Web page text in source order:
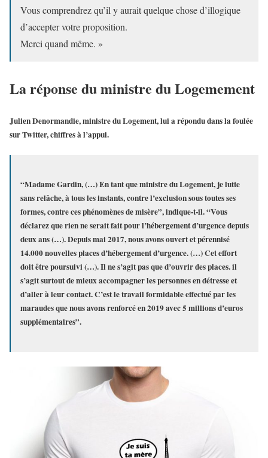
Vous comprendrez qu’il y aurait quelque chose d’illogique
d’accepter votre proposition.
Merci quand même. »
La réponse du ministre du Logemement
Julien Denormandie, ministre du Logement, lui a répondu dans la foulée
sur Twitter, chiffres à l’appui.
“Madame Gardin, (…) En tant que ministre du Logement, je lutte
sans relâche, à tous les instants, contre l’exclusion sous toutes ses
formes, contre ces phénomènes de misère”, indique-t-il. “Vous
déclarez que rien ne serait fait pour l’hébergement d’urgence depuis
deux ans (…). Depuis mai 2017, nous avons ouvert et pérennisé
14.000 nouvelles places d’hébergement d’urgence. (…) Cet effort
doit être poursuivi (…). Il ne s’agit pas que d’ouvrir des places. il
s’agit surtout de mieux accompagner les personnes en détresse et
d’aller à leur contact. C’est le travail formidable effectué par les
maraudes que nous avons renforcé en 2019 avec 5 millions d’euros
supplémentaires”.